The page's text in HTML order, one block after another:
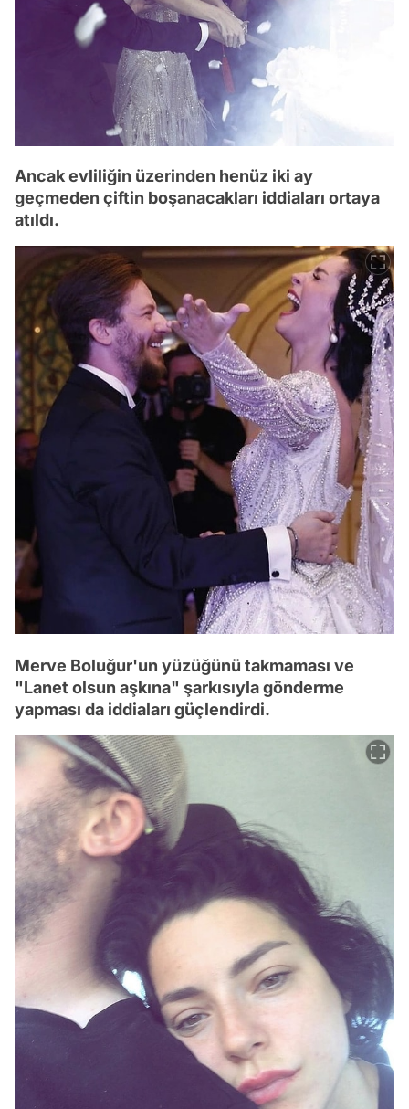
Ancak evliliğin üzerinden henüz iki ay
geçmeden çiftin boşanacakları iddiaları ortaya
atıldı.
Merve Boluğur'un yüzüğünü takmaması ve
"Lanet olsun aşkına" şarkısıyla gönderme
yapması da iddiaları güçlendirdi.